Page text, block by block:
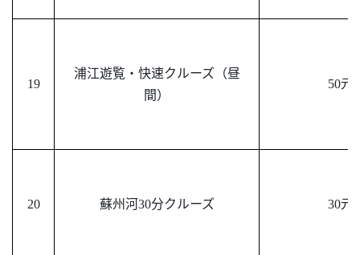
19
浦江遊覧・快速クルーズ（昼
間）
50元
20 蘇州河30分クルーズ 30元